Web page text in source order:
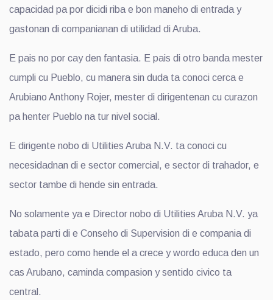
capacidad pa por dicidi riba e bon maneho di entrada y
gastonan di companianan di utilidad di Aruba.
E pais no por cay den fantasia. E pais di otro banda mester
cumpli cu Pueblo, cu manera sin duda ta conoci cerca e
Arubiano Anthony Rojer, mester di dirigentenan cu curazon
pa henter Pueblo na tur nivel social.
E dirigente nobo di Utilities Aruba N.V. ta conoci cu
necesidadnan di e sector comercial, e sector di trahador, e
sector tambe di hende sin entrada.
No solamente ya e Director nobo di Utilities Aruba N.V. ya
tabata parti di e Conseho di Supervision di e compania di
estado, pero como hende el a crece y wordo educa den un
cas Arubano, caminda compasion y sentido civico ta
central.